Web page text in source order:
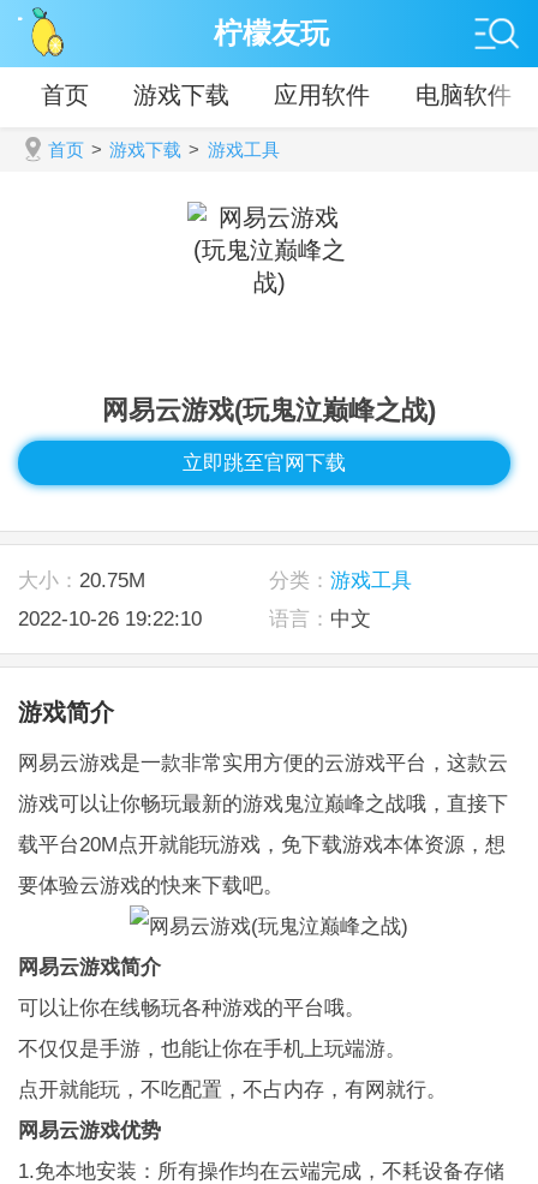
柠檬友玩
首页 游戏下载 应用软件 电脑软件
首页 > 游戏下载 > 游戏工具
网易云游戏(玩鬼泣巅峰之战)
立即跳至官网下载
大小： 20.75M 分类： 游戏工具
2022-10-26 19:22:10
语言： 中文
游戏简介
网易云游戏是一款非常实用方便的云游戏平台，这款云
游戏可以让你畅玩最新的游戏鬼泣巅峰之战哦，直接下
载平台20M点开就能玩游戏，免下载游戏本体资源，想
要体验云游戏的快来下载吧。
网易云游戏简介
可以让你在线畅玩各种游戏的平台哦。
不仅仅是手游，也能让你在手机上玩端游。
点开就能玩，不吃配置，不占内存，有网就行。
网易云游戏优势
1.免本地安装：所有操作均在云端完成，不耗设备存储